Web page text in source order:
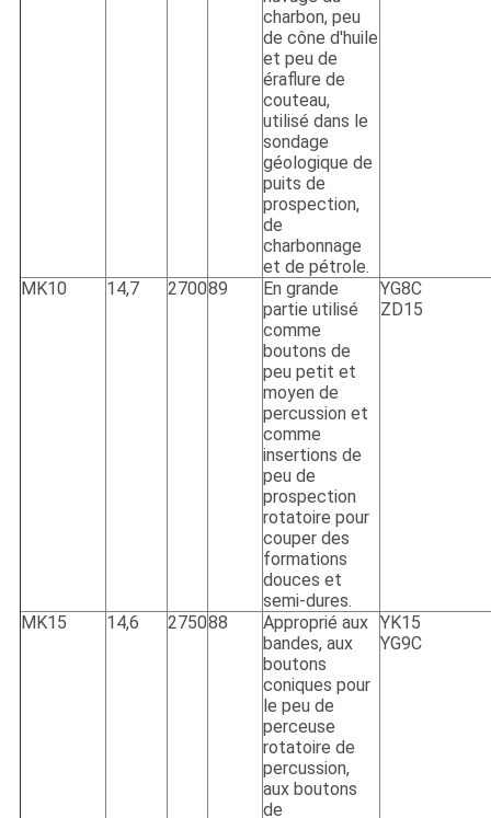
charbon, peu
de cône d'huile
et peu de
éraflure de
couteau,
utilisé dans le
sondage
géologique de
puits de
prospection,
de
charbonnage
et de pétrole.
MK10
14,7 270089
En grande
partie utilisé
comme
boutons de
peu petit et
moyen de
percussion et
comme
insertions de
peu de
prospection
rotatoire pour
couper des
formations
douces et
semi-dures.
YG8C
ZD15
MK15 14,6 275088
Approprié aux
bandes, aux
boutons
coniques pour
le peu de
perceuse
rotatoire de
percussion,
aux boutons
de
YK15
YG9C